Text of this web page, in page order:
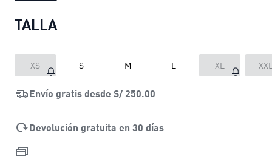
TALLA
XS S M L XL
Envío gratis desde S/ 250.00
Devolución gratuita en 30 días